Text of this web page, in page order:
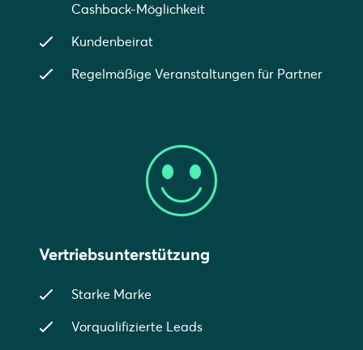
Cashback-Möglichkeit
Kundenbeirat
Regelmäßige Veranstaltungen für Partner
Vertriebsunterstützung
Starke Marke
Vorqualifizierte Leads